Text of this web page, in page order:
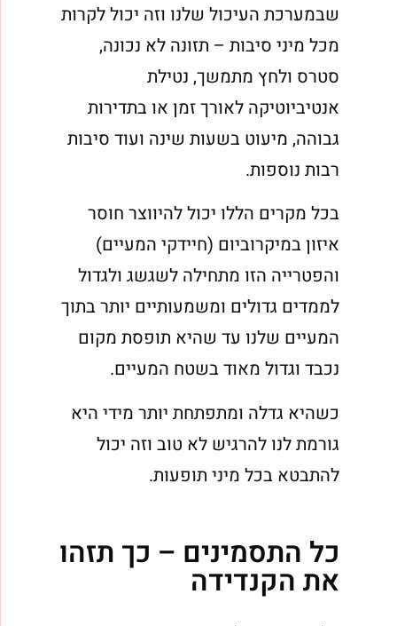
שבמערכת העיכול שלנו וזה יכול לקרות
מכל מיני סיבות – תזונה לא נכונה,
סטרס ולחץ מתמשך, נטילת
אנטיביוטיקה לאורך זמן או בתדירות
גבוהה, מיעוט בשעות שינה ועוד סיבות
רבות נוספות.
בכל מקרים הללו יכול להיווצר חוסר
איזון במיקרוביום (חיידקי המעיים)
והפטרייה הזו מתחילה לשגשג ולגדול
לממדים גדולים ומשמעותיים יותר בתוך
המעיים שלנו עד שהיא תופסת מקום
נכבד וגדול מאוד בשטח המעיים.
כשהיא גדלה ומתפתחת יותר מידי היא
גורמת לנו להרגיש לא טוב וזה יכול
להתבטא בכל מיני תופעות.
כל התסמינים – כך תזהו
את הקנדידה